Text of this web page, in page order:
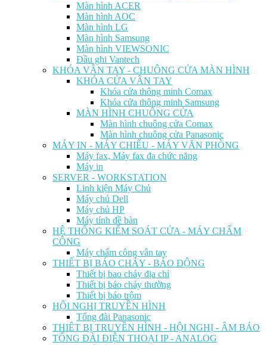
Màn hình ACER
Màn hình AOC
Màn hình LG
Màn hình Samsung
Màn hình VIEWSONIC
Đầu ghi Vantech
KHÓA VÂN TAY - CHUÔNG CỬA MÀN HÌNH
KHÓA CỬA VÂN TAY
Khóa cửa thông minh Comax
Khóa cửa thông minh Samsung
MÀN HÌNH CHUÔNG CỬA
Màn hình chuông cửa Comax
Màn hình chuông cửa Panasonic
MÁY IN - MÁY CHIẾU - MÁY VĂN PHÒNG
Máy fax, Máy fax đa chức năng
Máy in
SERVER - WORKSTATION
Linh kiện Máy Chủ
Máy chủ Dell
Máy chủ HP
Máy tính đề bàn
HỆ THỐNG KIỂM SOÁT CỬA - MÁY CHẤM
CÔNG
Máy chấm công vân tay
THIẾT BỊ BÁO CHÁY - BÁO ĐỘNG
Thiết bị bao cháy địa chỉ
Thiết bị báo cháy thường
Thiết bị báo trộm
HỘI NGHỊ TRUYỀN HÌNH
Tổng đài Panasonic
THIÊT BỊ TRUYỀN HÌNH - HỘI NGHỊ - ÂM BÁO
TỔNG ĐÀI ĐIỆN THOẠI IP - ANALOG